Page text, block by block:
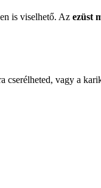
is viselhető. Az ezüst
cserélheted, vagy a